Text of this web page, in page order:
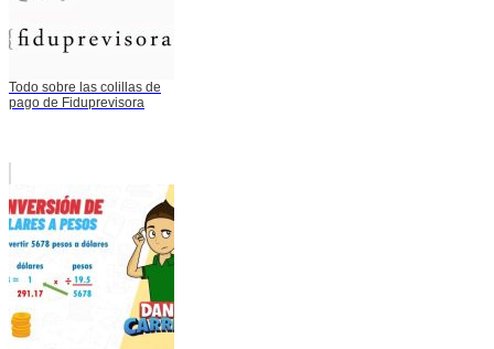
Todo sobre las colillas de
pago de Fiduprevisora